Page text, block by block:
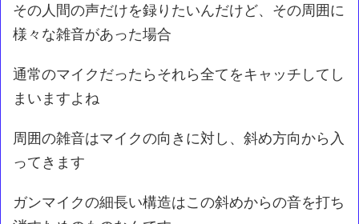
その人間の声だけを録りたいんだけど、その周囲に
様々な雑音があった場合
通常のマイクだったらそれら全てをキャッチしてし
まいますよね
周囲の雑音はマイクの向きに対し、斜め方向から入
ってきます
ガンマイクの細長い構造はこの斜めからの音を打ち